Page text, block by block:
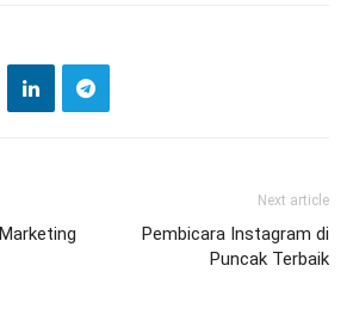
Next article
Pembicara Instagram di
Puncak Terbaik